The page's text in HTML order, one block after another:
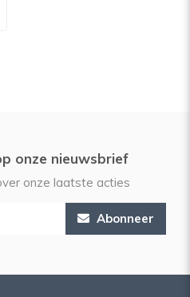
onze nieuwsbrief
onze laatste acties
Abonneer